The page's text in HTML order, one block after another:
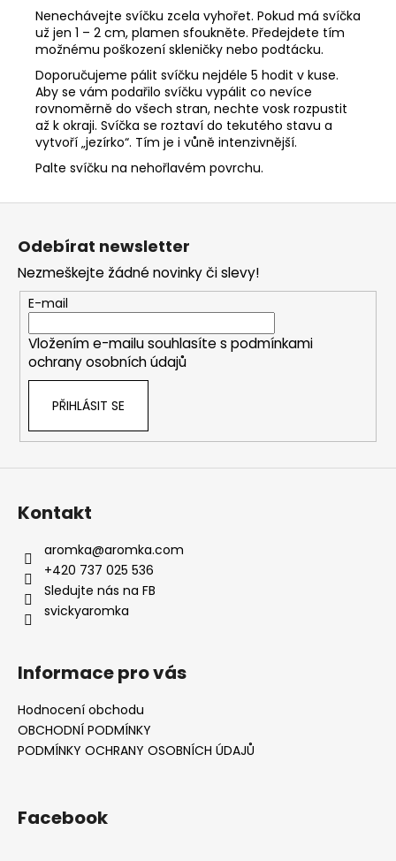
Nenechávejte svíčku zcela vyhořet. Pokud má svíčka
už jen 1 – 2 cm, plamen sfoukněte. Předejdete tím
možnému poškození skleničky nebo podtácku.
Doporučujeme pálit svíčku nejdéle 5 hodit v kuse.
Aby se vám podařilo svíčku vypálit co nevíce
rovnoměrně do všech stran, nechte vosk rozpustit
až k okraji. Svíčka se roztaví do tekutého stavu a
vytvoří „jezírko“. Tím je i vůně intenzivnější.
Palte svíčku na nehořlavém povrchu.
Z
Odebírat newsletter
Nezmeškejte žádné novinky či slevy!
E-mail
Vložením e-mailu souhlasíte s podmínkami
ochrany osobních údajů
PŘIHLÁSIT SE
Kontakt
aromka@aromka.com
+420 737 025 536
Sledujte nás na FB
svickyaromka
Informace pro vás
Hodnocení obchodu
OBCHODNÍ PODMÍNKY
PODMÍNKY OCHRANY OSOBNÍCH ÚDAJŮ
Facebook